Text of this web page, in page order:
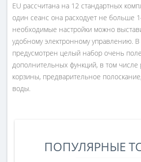
EU рассчитана на 12 стандартных
один сеанс она расходует не больше
необходимые настройки можно
удобному электронному управлению. В
предусмотрен целый набор очень
дополнительных функций, в том числе
корзины, предварительное
воды.
ПОПУЛЯРНЫЕ